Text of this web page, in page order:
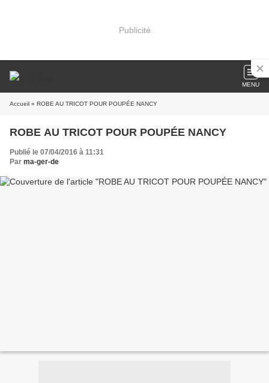
Publicité
MENU
Accueil » ROBE AU TRICOT POUR POUPÉE NANCY
ROBE AU TRICOT POUR POUPÉE NANCY
Publié le 07/04/2016 à 11:31
Par ma-ger-de